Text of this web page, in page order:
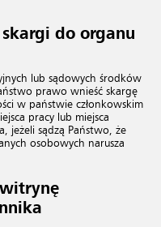
do organu
lub sądowych środków
prawo wnieść skargę
w państwie członkowskim
pracy lub miejsca
jeżeli sądzą Państwo, że
osobowych narusza